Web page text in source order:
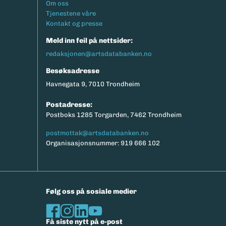
eksport av relevante parametere.
Footermeny
Om oss
Tjenestene våre
Kontakt og presse
Meld inn feil på nettsider:
redaksjonen@artsdatabanken.no
Besøksadresse
Havnegata 9, 7010 Trondheim
Postadresse:
Postboks 1285 Torgarden, 7462 Trondheim
postmottak@artsdatabanken.no
Organisasjonsnummer: 919 666 102
Følg oss på sosiale medier
Få siste nytt på e-post